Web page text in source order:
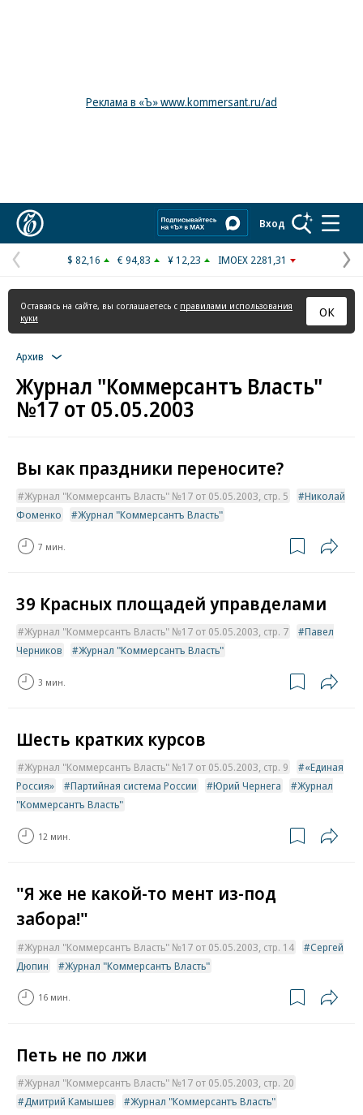
Реклама в «Ъ» www.kommersant.ru/ad
Вход
Предыдущая
страница
$ 82,16 € 94,83 ¥ 12,23 IMOEX 2281,31
Оставаясь на сайте, вы соглашаетесь с правилами использования
куки
ОК
Архив
Журнал "Коммерсантъ Власть"
№17 от 05.05.2003
Вы как праздники переносите?
Журнал "Коммерсантъ Власть" №17 от 05.05.2003, стр. 5
Николай
Фоменко
Журнал "Коммерсантъ Власть"
7 мин.
39 Красных площадей управделами
Журнал "Коммерсантъ Власть" №17 от 05.05.2003, стр. 7
Павел
Черников
Журнал "Коммерсантъ Власть"
3 мин.
Шесть кратких курсов
Журнал "Коммерсантъ Власть" №17 от 05.05.2003, стр. 9
«Единая
Россия»
Партийная система России Юрий Чернега
Журнал
"Коммерсантъ Власть"
12 мин.
"Я же не какой-то мент из-под
забора!"
Журнал "Коммерсантъ Власть" №17 от 05.05.2003, стр. 14
Сергей
Дюпин
Журнал "Коммерсантъ Власть"
16 мин.
Петь не по лжи
Журнал "Коммерсантъ Власть" №17 от 05.05.2003, стр. 20
Дмитрий Камышев
Журнал "Коммерсантъ Власть"